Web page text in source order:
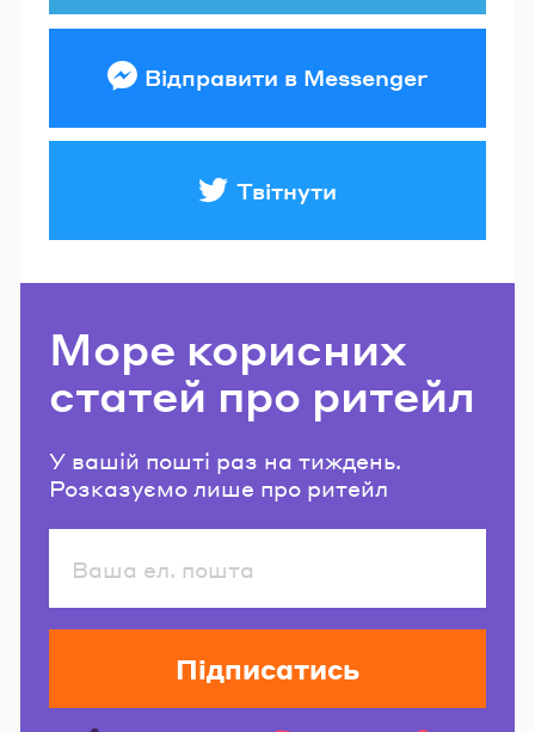
Відправити в Messenger
Твітнути
Море корисних
статей про ритейл
У вашій пошті раз на тиждень.
Розказуємо лише про ритейл
Підписатись